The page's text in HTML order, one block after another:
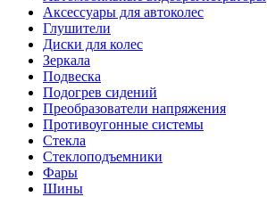
Аксессуары для автоколес
Глушители
Диски для колес
Зеркала
Подвеска
Подогрев сидений
Преобразователи напряжения
Противоугонные системы
Стекла
Стеклоподъемники
Фары
Шины